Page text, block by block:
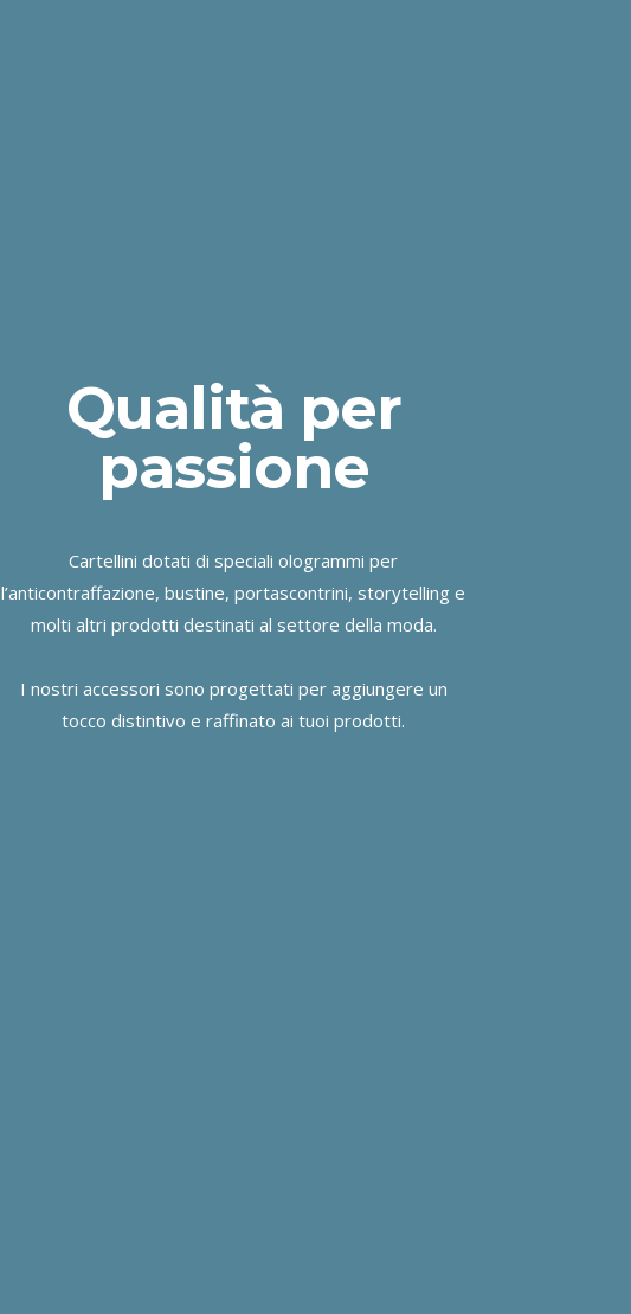
Qualità per
passione
Cartellini dotati di speciali ologrammi per
l’anticontraffazione, bustine, portascontrini, storytelling e
molti altri prodotti destinati al settore della moda.
I nostri accessori sono progettati per aggiungere un
tocco distintivo e raffinato ai tuoi prodotti.